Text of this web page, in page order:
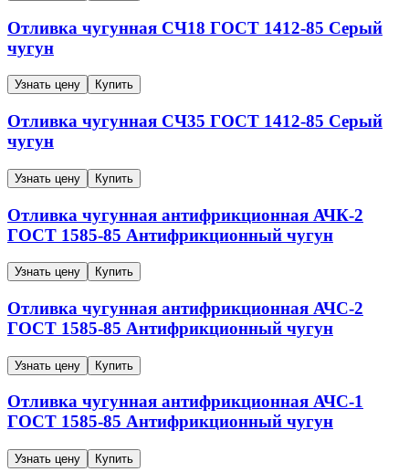
Отливка чугунная СЧ18 ГОСТ 1412-85 Серый
чугун
Узнать цену Купить
Отливка чугунная СЧ35 ГОСТ 1412-85 Серый
чугун
Узнать цену Купить
Отливка чугунная антифрикционная АЧК-2
ГОСТ 1585-85 Антифрикционный чугун
Узнать цену Купить
Отливка чугунная антифрикционная АЧС-2
ГОСТ 1585-85 Антифрикционный чугун
Узнать цену Купить
Отливка чугунная антифрикционная АЧС-1
ГОСТ 1585-85 Антифрикционный чугун
Узнать цену Купить